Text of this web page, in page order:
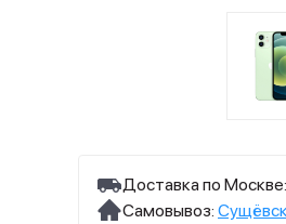
Доставка по Москве:
Самовывоз: